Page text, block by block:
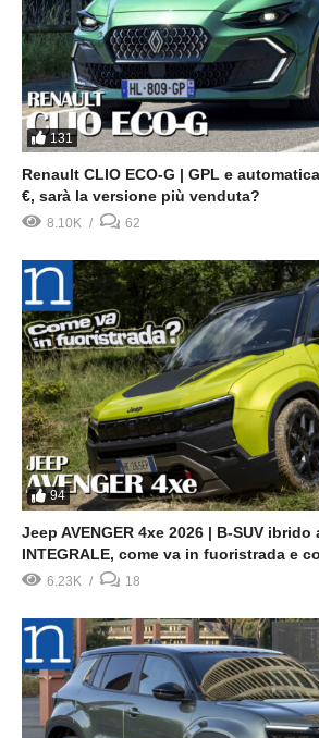
131
Renault CLIO ECO-G | GPL e
€, sarà la versione più venduta?
8.10K 62
94
Jeep AVENGER 4xe 2026 | B-SUV ibrido
INTEGRALE, come va in fuoristrada e
6.23K 18